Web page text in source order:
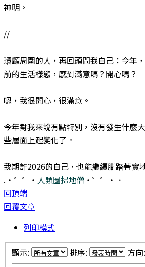
神明。
//
環顧周圍的人，再回頭問我自己：今年
前的生活樣態，感到滿意嗎？開心嗎？
嗯，我很開心，很滿意。
今年對我來說有點特別，沒有發生什麼
些層面上起變化了。
我期許2026的自己，也能繼續腳踏著實
.・゜゜・ 人類圖掃地僧 ・゜゜・．
回頂端
回覆文章
列印模式
顯示: 排序: 方向: